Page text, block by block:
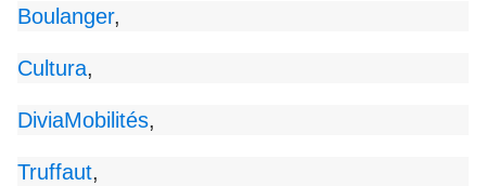
Boulanger,
Cultura,
DiviaMobilités,
Truffaut,